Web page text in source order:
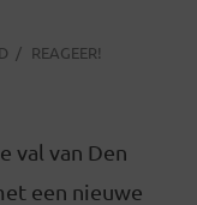
REAGEER!
val van Den
een nieuwe